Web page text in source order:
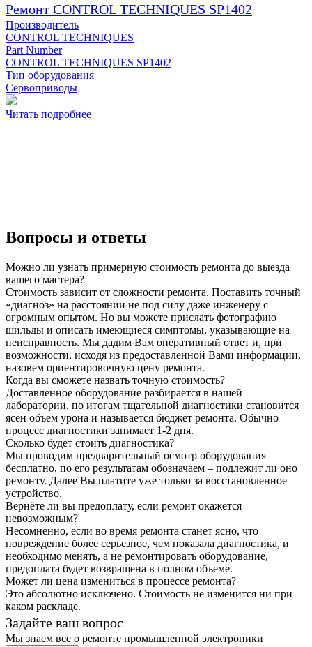
Ремонт CONTROL TECHNIQUES SP1402
Производитель
CONTROL TECHNIQUES
Part Number
CONTROL TECHNIQUES SP1402
Тип оборудования
Сервоприводы
Читать подробнее
Вопросы и ответы
Можно ли узнать примерную стоимость ремонта до выезда
вашего мастера?
Стоимость зависит от сложности ремонта. Поставить точный
«диагноз» на расстоянии не под силу даже инженеру с
огромным опытом. Но вы можете прислать фотографию
шильды и описать имеющиеся симптомы, указывающие на
неисправность. Мы дадим Вам оперативный ответ и, при
возможности, исходя из предоставленной Вами информации,
назовем ориентировочную цену ремонта.
Когда вы сможете назвать точную стоимость?
Доставленное оборудование разбирается в нашей
лаборатории, по итогам тщательной диагностики становится
ясен объем урона и называется бюджет ремонта. Обычно
процесс диагностики занимает 1-2 дня.
Сколько будет стоить диагностика?
Мы проводим предварительный осмотр оборудования
бесплатно, по его результатам обозначаем – подлежит ли оно
ремонту. Далее Вы платите уже только за восстановленное
устройство.
Вернёте ли вы предоплату, если ремонт окажется
невозможным?
Несомненно, если во время ремонта станет ясно, что
повреждение более серьезное, чем показала диагностика, и
необходимо менять, а не ремонтировать оборудование,
предоплата будет возвращена в полном объеме.
Может ли цена измениться в процессе ремонта?
Это абсолютно исключено. Стоимость не изменится ни при
каком раскладе.
Задайте ваш вопрос
Мы знаем все о ремонте промышленной электроники